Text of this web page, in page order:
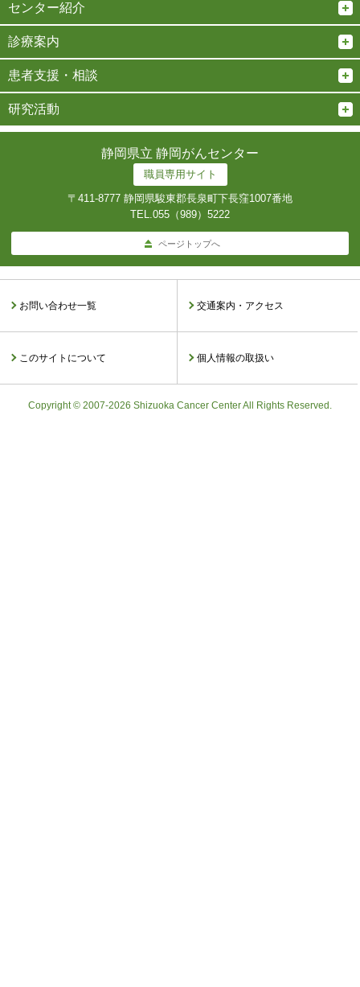
センター紹介
診療案内
患者支援・相談
研究活動
静岡県立 静岡がんセンター
職員専用サイト
〒411-8777 静岡県駿東郡長泉町下長窪1007番地
TEL.055（989）5222
ページトップへ
お問い合わせ一覧 交通案内・アクセス
このサイトについて 個人情報の取扱い
Copyright © 2007-2026 Shizuoka Cancer Center All Rights Reserved.